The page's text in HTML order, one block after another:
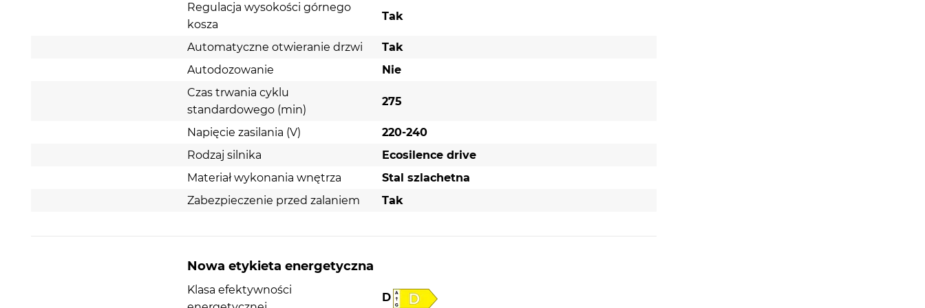
AntiFingerprint:
Wysokość:
Szerokość:
Funkcja EfficientDry: Automatyczne otwieranie
Wyjmowanie naczyń, które nie są wystarczająco suche
lub są zbyt gorące bywa irytujące. Dzięki funkcji
EfficientDry drzwi zmywarki otworzą się automatycznie
wyjęcia, bez konieczności ręcznego wycierania. Funkcja
ta przyczynia się nie tylko do uzyskania lepszego efektu
suszenia, ale również oszczędza energię.
Regulacja wysokości górnego
kosza
Tak
Automatyczne otwieranie drzwi
Tak
Autodozowanie
Nie
Czas trwania cyklu
standardowego (min)
275
Napięcie zasilania (V)
220-240
Rodzaj silnika
Ecosilence drive
Materiał wykonania wnętrza
Stal szlachetna
Zabezpieczenie przed zalaniem
Tak
Nowa etykieta energetyczna
Klasa efektywności
D